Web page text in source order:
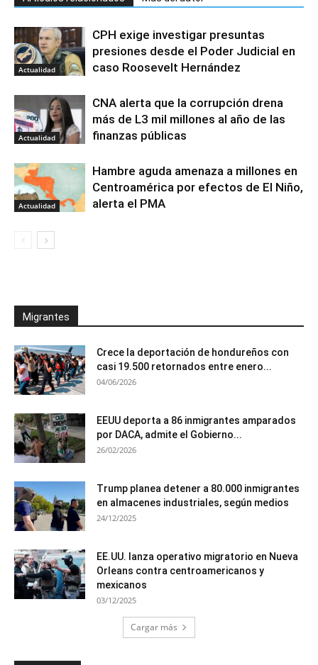
Actualidad
CPH exige investigar presuntas
presiones desde el Poder Judicial en
caso Roosevelt Hernández
Actualidad
CNA alerta que la corrupción drena
más de L3 mil millones al año de las
finanzas públicas
Actualidad
Hambre aguda amenaza a millones en
Centroamérica por efectos de El Niño,
alerta el PMA
Migrantes
Crece la deportación de hondureños con
casi 19.500 retornados entre enero...
04/06/2026
EEUU deporta a 86 inmigrantes amparados
por DACA, admite el Gobierno...
26/02/2026
Trump planea detener a 80.000 inmigrantes
en almacenes industriales, según medios
24/12/2025
EE.UU. lanza operativo migratorio en Nueva
Orleans contra centroamericanos y
mexicanos
03/12/2025
Cargar más